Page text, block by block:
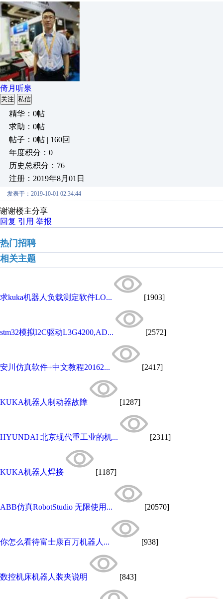
倚月听泉
关注 私信
精华：0帖
求助：0帖
帖子：0帖 | 160回
年度积分：0
历史总积分：76
注册：2019年8月01日
发表于：2019-10-01 02:34:44
谢谢楼主分享
回复 引用 举报
热门招聘
相关主题
求kuka机器人负载测定软件LO... [1903]
stm32模拟I2C驱动L3G4200,AD... [2572]
安川仿真软件+中文教程20162... [2417]
KUKA机器人制动器故障 [1287]
HYUNDAI 北京现代重工业的机... [2311]
KUKA机器人焊接 [1187]
ABB仿真RobotStudio 无限使用... [20570]
你怎么看待富士康百万机器人... [938]
数控机床机器人装夹说明 [843]